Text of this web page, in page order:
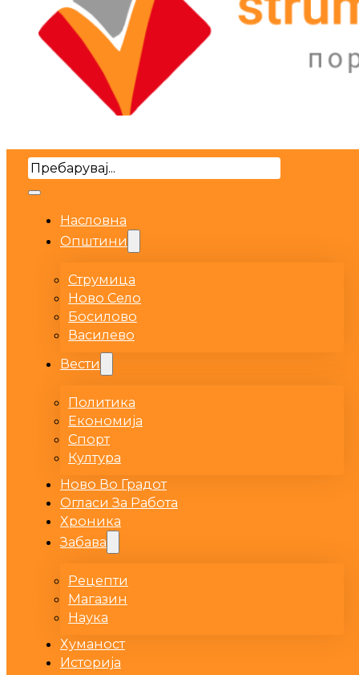
Search
Насловна
Општини
Струмица
Ново Село
Босилово
Василево
Вести
Политика
Економија
Спорт
Култура
Ново Во Градот
Огласи За Работа
Хроника
Забава
Рецепти
Магазин
Наука
Хуманост
Историја